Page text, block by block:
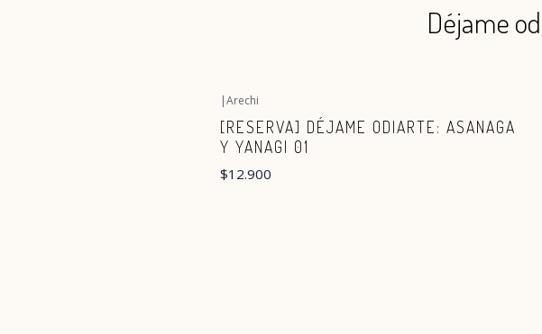
Déjame
|Arechi
[RESERVA] DÉJAME ODIARTE: ASANAGA
Y YANAGI 01
$12.900